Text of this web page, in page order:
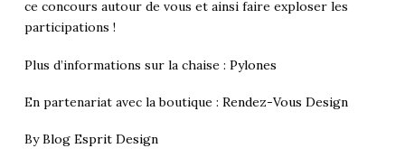
ce concours autour de vous et ainsi faire exploser les
participations !
Plus d’informations sur la chaise : Pylones
En partenariat avec la boutique : Rendez-Vous Design
ByBlog Esprit Design